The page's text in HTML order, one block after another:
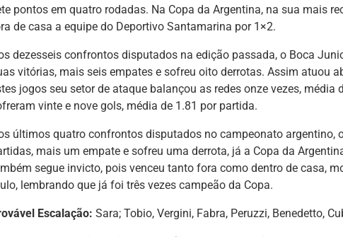
pontos em quatro rodadas. Na Copa da Argentina, na sua mais
de casa a equipe do Deportivo Santamarina por 1×2.
dezesseis confrontos disputados na edição passada, o Boca
vitórias, mais seis empates e sofreu oito derrotas. Assim atuou
jogos seu setor de ataque balançou as redes onze vezes, média
vinte e nove gols, média de 1.81 por partida.
últimos quatro confrontos disputados no campeonato argentino,
mais um empate e sofreu uma derrota, já a Copa da
segue invicto, pois venceu tanto fora como dentro de casa,
lembrando que já foi três vezes campeão da Copa.
Escalação: Sara; Tobio, Vergini, Fabra, Peruzzi, Benedetto,